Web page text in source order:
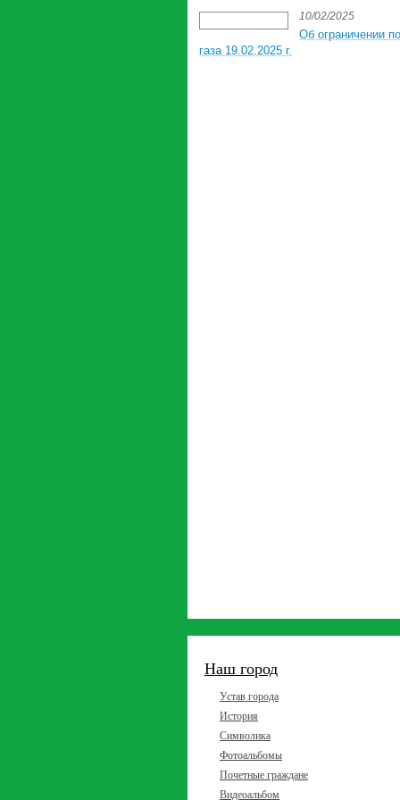
10/02/2025
Об ограничении
газа 19.02.2025 г.
Наш город
Устав города
История
Символика
Фотоальбомы
Почетные граждане
Видеоальбом